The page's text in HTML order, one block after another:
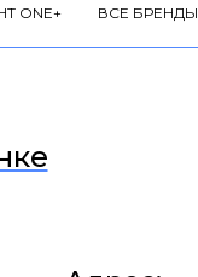
ONE+ ВСЕ БРЕНДЫ